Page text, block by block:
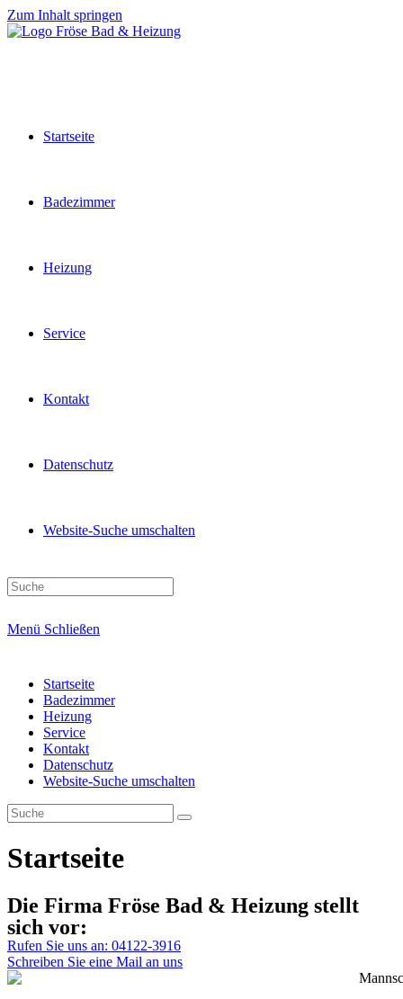
Zum Inhalt springen
Startseite
Badezimmer
Heizung
Service
Kontakt
Datenschutz
Website-Suche umschalten
Menü Schließen
Startseite
Badezimmer
Heizung
Service
Kontakt
Datenschutz
Website-Suche umschalten
Startseite
Die Firma Fröse Bad & Heizung stellt
sich vor:
Rufen Sie uns an: 04122-3916
Schreiben Sie eine Mail an uns